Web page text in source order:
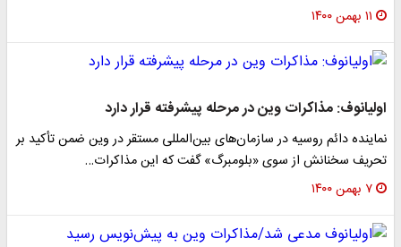
۱۱ بهمن ۱۴۰۰
اولیانوف: مذاکرات وین در مرحله پیشرفته قرار دارد
نماینده دائم روسیه در سازمان‌های بین‌المللی مستقر در وین ضمن تأکید بر
تحریف سخنانش از سوی «بلومبرگ» گفت که این مذاکرات…
۷ بهمن ۱۴۰۰